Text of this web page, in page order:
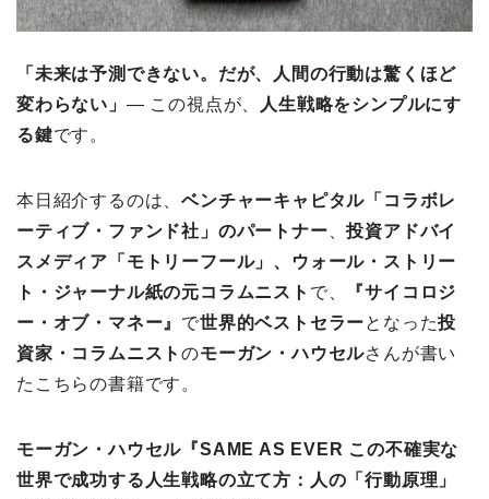
「未来は予測できない。だが、人間の行動は驚くほど
変わらない」 ― この視点が、
人生戦略をシンプルにす
る鍵です。
本日紹介するのは、ベンチャーキャピタル「コラボレ
ーティブ・ファンド社」のパートナー 、投資アドバイ
スメディア「モトリーフール」、ウォール・ストリー
ト・ジャーナル紙の元コラムニスト で、
『サイコロジ
ー・オブ・マネー』 で世界的ベストセラーとなった投
資家・コラムニストのモーガン・ハウセルさんが書い
たこちらの書籍です。
モーガン・ハウセル『SAME AS EVER この不確実な
世界で成功する人生戦略の立て方：人の「行動原理」